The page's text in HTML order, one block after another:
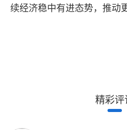
续经济稳中有进态势，推动
精彩评